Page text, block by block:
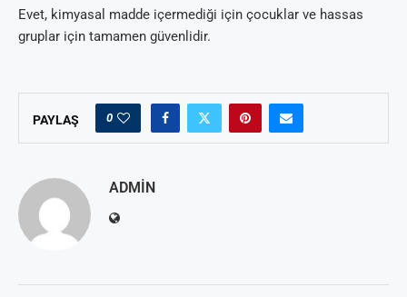
Evet, kimyasal madde içermediği için çocuklar ve hassas
gruplar için tamamen güvenlidir.
PAYLAŞ 0
ADMIN